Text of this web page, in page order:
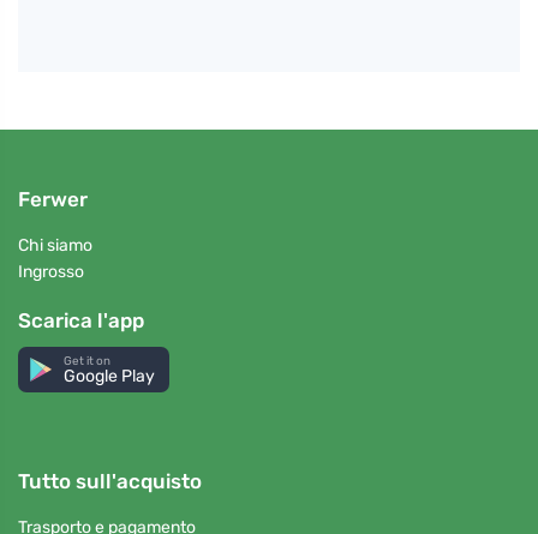
Ferwer
Chi siamo
Ingrosso
Scarica l'app
Get it on
Google Play
Tutto sull'acquisto
Trasporto e pagamento